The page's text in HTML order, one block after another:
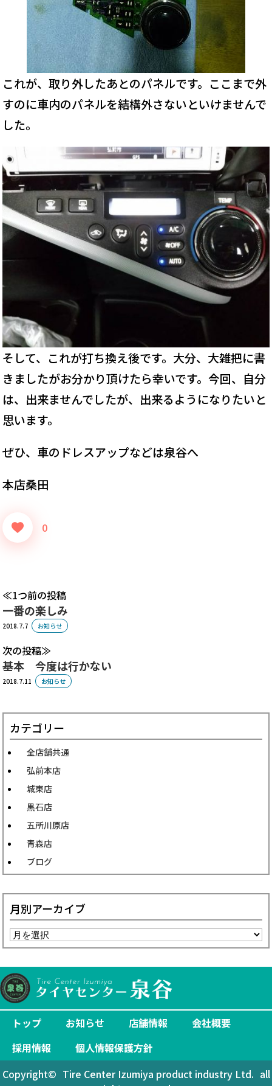
これが、取り外したあとのパネルです。ここまで外
すのに車内のパネルを結構外さないといけませんで
した。
そして、これが打ち換え後です。大分、大雑把に書
きましたがお分かり頂けたら幸いです。今回、自分
は、出来ませんでしたが、出来るようになりたいと
思います。
ぜひ、車のドレスアップなどは泉谷へ
本店桑田
0
1つ前の投稿
一番の楽しみ
2018.7.7 お知らせ
次の投稿
基本 今度は行かない
2018.7.11 お知らせ
カテゴリー
全店舗共通
弘前本店
城東店
黒石店
五所川原店
青森店
ブログ
月別アーカイブ
トップ お知らせ 店舗情報
会社概要
採用情報
個人情報保護方針
Copyright© Tire Center Izumiya product industry Ltd. all